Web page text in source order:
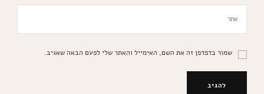
שמור בדפדפן זה את השם, האימייל והאתר שלי לפעם הבאה שאגיב.